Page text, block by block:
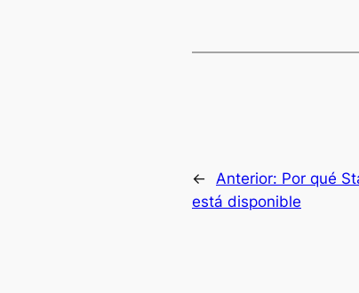
← Anterior: Por qué
está disponible